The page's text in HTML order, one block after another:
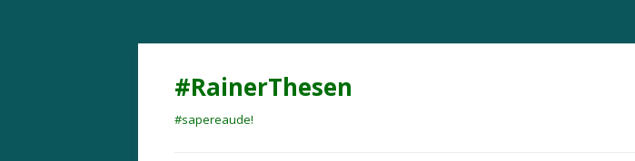
#RainerThesen
#sapereaude!